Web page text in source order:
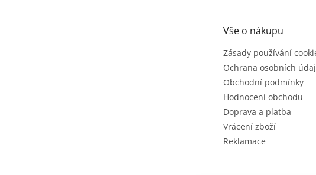
Vše o nákupu
Zásady používání
Ochrana osobních
Obchodní podmínky
Hodnocení obchodu
Doprava a platba
Vrácení zboží
Reklamace